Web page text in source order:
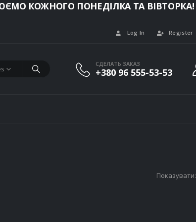
КОЖНОГО ПОНЕДІЛКА ТА ВІВТОРКА!
Log In Register
СДЕЛАТЬ ЗАКАЗ
+380 96 555-53-53
Показувати: